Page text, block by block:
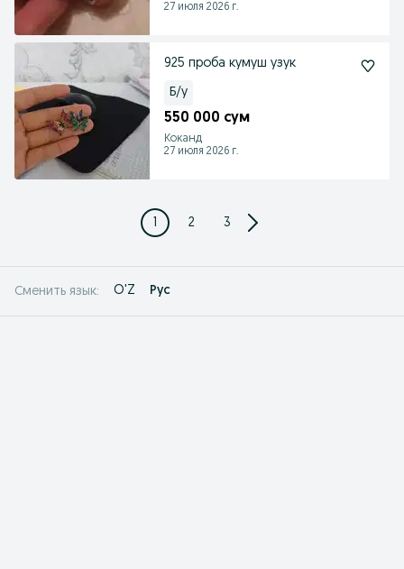
27 июля 2026 г.
925 проба кумуш узук
Б/у
550 000 сум
Коканд
27 июля 2026 г.
1 2 3
Сменить язык: O'Z Рус